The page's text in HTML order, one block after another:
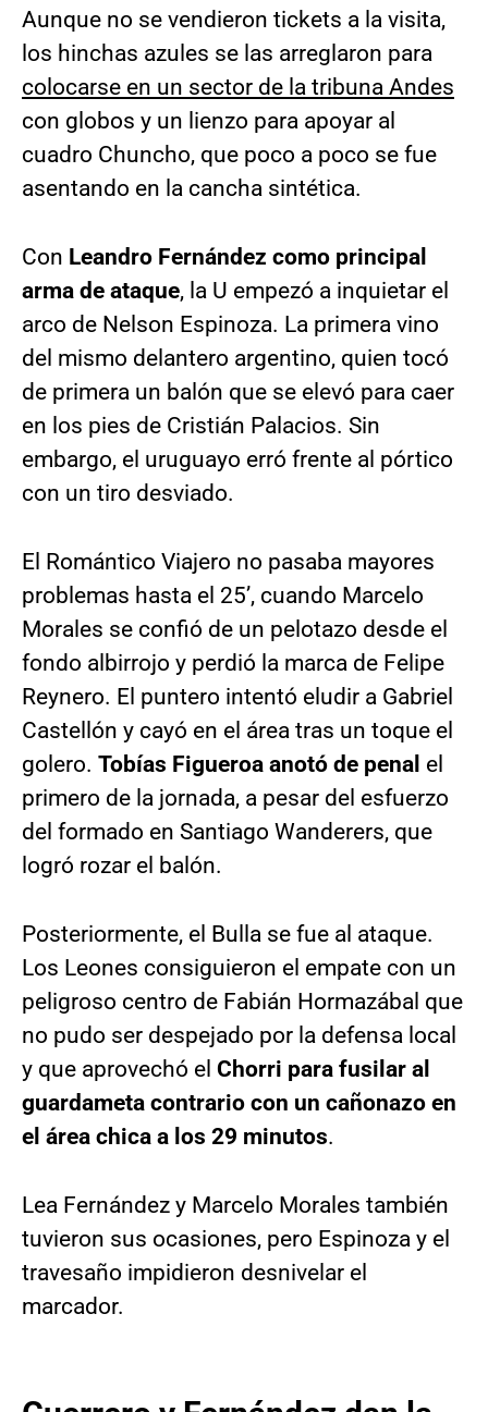
Aunque no se vendieron tickets a la visita,
los hinchas azules se las arreglaron para
colocarse en un sector de la tribuna Andes
con globos y un lienzo para apoyar al
cuadro Chuncho, que poco a poco se fue
asentando en la cancha sintética.
Con Leandro Fernández como principal
arma de ataque, la U empezó a inquietar el
arco de Nelson Espinoza. La primera vino
del mismo delantero argentino, quien tocó
de primera un balón que se elevó para caer
en los pies de Cristián Palacios. Sin
embargo, el uruguayo erró frente al pórtico
con un tiro desviado.
El Romántico Viajero no pasaba mayores
problemas hasta el 25’, cuando Marcelo
Morales se confió de un pelotazo desde el
fondo albirrojo y perdió la marca de Felipe
Reynero. El puntero intentó eludir a Gabriel
Castellón y cayó en el área tras un toque el
golero. Tobías Figueroa anotó de penal el
primero de la jornada, a pesar del esfuerzo
del formado en Santiago Wanderers, que
logró rozar el balón.
Posteriormente, el Bulla se fue al ataque.
Los Leones consiguieron el empate con un
peligroso centro de Fabián Hormazábal que
no pudo ser despejado por la defensa local
y que aprovechó el Chorri para fusilar al
guardameta contrario con un cañonazo en
el área chica a los 29 minutos.
Lea Fernández y Marcelo Morales también
tuvieron sus ocasiones, pero Espinoza y el
travesaño impidieron desnivelar el
marcador.